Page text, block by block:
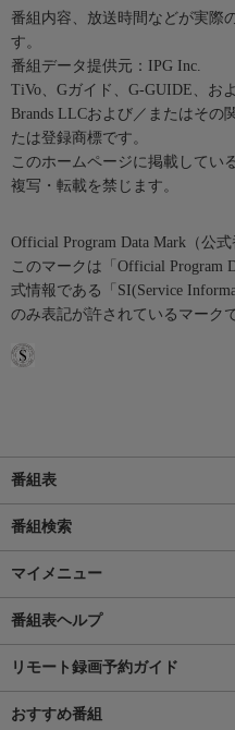
番組内容、放送時間などが実際
す。
番組データ提供元：IPG Inc.
TiVo、Gガイド、G-GUIDE、お
Brands LLCおよび／またはその
たは登録商標です。
このホームページに掲載してい
複写・転載を禁じます。
Official Program Data Mark（公式
このマークは「Official Program
式情報である「SI(Service
のみ表記が許されているマーク
番組表
番組検索
マイメニュー
番組表ヘルプ
リモート録画予約ガイド
おすすめ番組